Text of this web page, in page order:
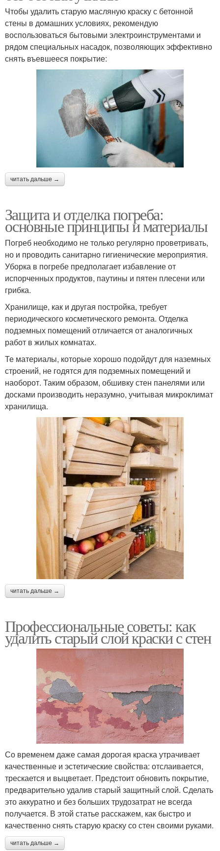
Чтобы удалить старую масляную краску с бетонной
стены в домашних условиях, рекомендую
воспользоваться бытовыми электроинструментами и
рядом специальных насадок, позволяющих эффективно
снять въевшееся покрытие:
читать дальше →
Защита и отделка погреба:
основные принципы и материалы
Погреб необходимо не только регулярно проветривать,
но и проводить санитарно гигиенические мероприятия.
Уборка в погребе предполагает избавление от
испорченных продуктов, паутины и пятен плесени или
грибка.
Хранилище, как и другая постройка, требует
периодического косметического ремонта. Отделка
подземных помещений отличается от аналогичных
работ в жилых комнатах.
Те материалы, которые хорошо подойдут для наземных
строений, не годятся для подземных помещений и
наоборот. Таким образом, обшивку стен панелями или
досками производить неразумно, учитывая микроклимат
хранилища.
читать дальше →
Профессиональные советы: как
удалить старый слой краски с стен
Со временем даже самая дорогая краска утрачивает
качественные и эстетические свойства: отслаивается,
трескается и выцветает. Предстоит обновить покрытие,
предварительно удалив старый защитный слой. Сделать
это аккуратно и без больших трудозатрат не всегда
получается. В этой статье расскажем, как быстро и
качественно снять старую краску со стен своими руками.
читать дальше →